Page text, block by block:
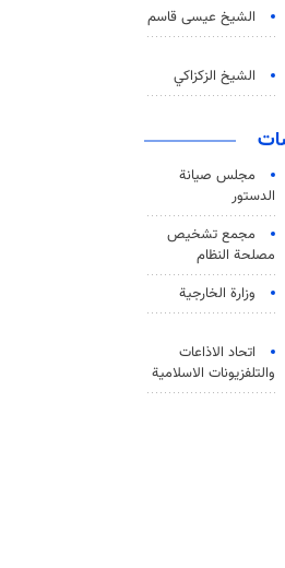
الشيخ عيسى قاسم
الشيخ الزكزاكي
مجلس صيانة
الدستور
مجمع تشخيص
مصلحة النظام
وزارة الخارجية
اتحاد الاذاعات
والتلفزيونات الاسلامية